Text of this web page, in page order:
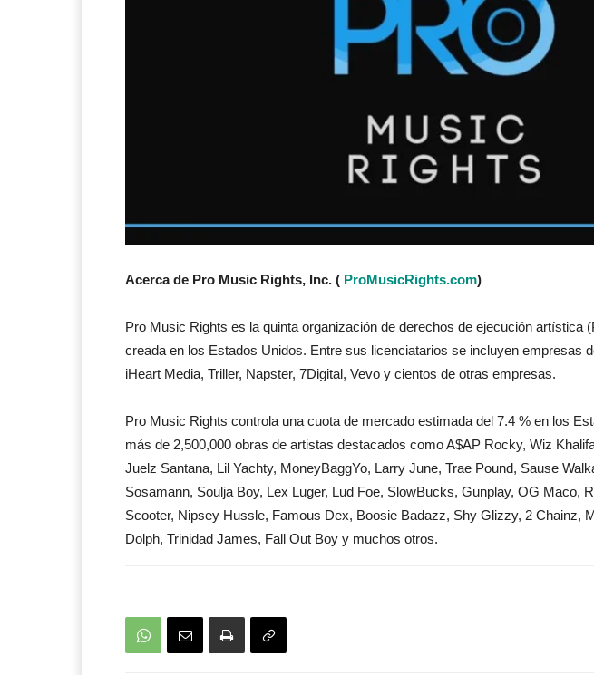
Acerca de Pro Music Rights, Inc. ( ProMusicRights.com)
Pro Music Rights es la quinta organización de derechos de ejecución artística
creada en los Estados Unidos. Entre sus licenciatarios se incluyen empresas
iHeart Media, Triller, Napster, 7Digital, Vevo y cientos de otras empresas.
Pro Music Rights controla una cuota de mercado estimada del 7.4 % en los
más de 2,500,000 obras de artistas destacados como A$AP Rocky, Wiz
Juelz Santana, Lil Yachty, MoneyBaggYo, Larry June, Trae Pound, Sause
Sosamann, Soulja Boy, Lex Luger, Lud Foe, SlowBucks, Gunplay, OG Maco,
Scooter, Nipsey Hussle, Famous Dex, Boosie Badazz, Shy Glizzy, 2 Chainz,
Dolph, Trinidad James, Fall Out Boy y muchos otros.